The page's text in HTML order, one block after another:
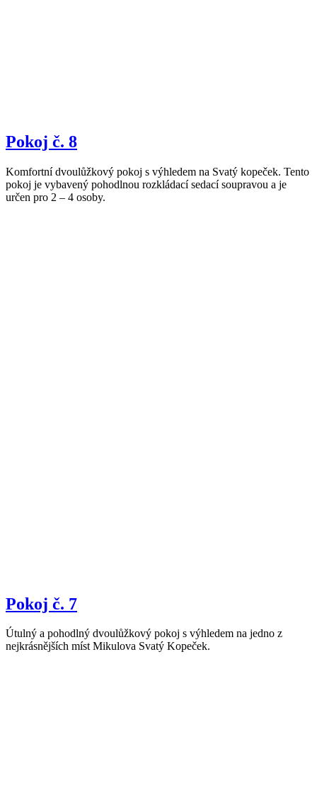
Pokoj č. 8
Komfortní dvoulůžkový pokoj s výhledem na Svatý kopeček. Tento
pokoj je vybavený pohodlnou rozkládací sedací soupravou a je
určen pro 2 – 4 osoby.
Pokoj č. 7
Útulný a pohodlný dvoulůžkový pokoj s výhledem na jedno z
nejkrásnějších míst Mikulova Svatý Kopeček.